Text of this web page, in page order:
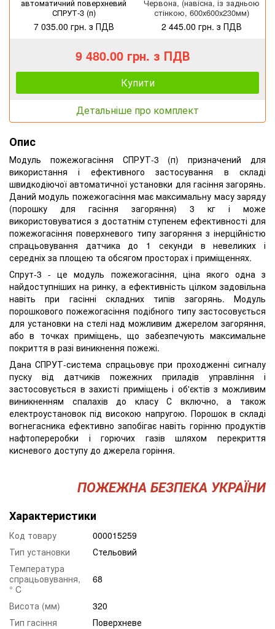
автоматичний поверхневий
СПРУТ-3 (п)
7 035.00 грн. з ПДВ
Червона, (навісна, із задньою
стінкою, 600х600х230мм)
2 445.00 грн. з ПДВ
9 480.00 грн. з ПДВ
Купити
Детальніше про комплект
Опис
Модуль пожежогасіння СПРУТ-3 (п) призначений для
використання і ефективного застосування в складі
швидкодіючої автоматичної установки для гасіння загорянь.
Даний модуль пожежогасіння має максимальну масу заряду
(порошку для гасіння загоряння) 3 кг і може
використовуватися з достатнім ступенем ефективності для
пожежогасіння поверхневого типу загоряння з інерційністю
спрацьовування датчика до 1 секунди в невеликих і
середніх за площею та обсягом просторах і приміщеннях.
Спрут-3 - це модуль пожежогасіння, ціна якого одна з
найдоступніших на ринку, а ефективність цілком задовільна
навіть при гасінні складних типів загорянь. Модуль
порошкового пожежогасіння подібного типу застосовується
для установки на стелі над можливим джерелом загоряння,
або в точках приміщень, що забезпечують максимальне
покриття в разі виникнення пожежі.
Дана СПРУТ-система спрацьовує при проходженні сигналу
пуску від датчиків пожежних приладів управління і
застосовується в захисті приміщень і об'єктів з можливим
виникненням спалахів до класу С включно, а також
електроустановок під високою напругою. Порошок в складі
вогнегасника ефективно запобігає навіть горінню продуктів
нафтопереробки і горючих газів шляхом перекриття
кисневого доступу до джерела горіння.
ПОЖЕЖНА БЕЗПЕКА УКРАЇНИ
Характеристики
Код товару
000015259
Тип установки
Стельовий
Температура
спрацьовування,
° C
68
Висота (мм)
320
Тип гасіння
Поверхневе